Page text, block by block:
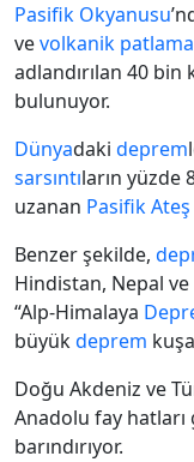
Pasifik Okyanusu
vevolkanik
adlandırılan 40
bulunuyor.
Dünyadaki deprem
sarsıntıların yüzde
uzanan Pasifik
Benzer şekilde,
Hindistan, Nepal
“Alp-Himalaya
büyükdeprem
Doğu Akdeniz ve
Anadolu fay
barındırıyor.